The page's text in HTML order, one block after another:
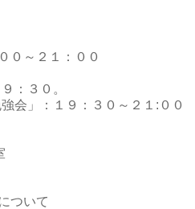
０～２１：００
：３０。
会」：１９：３０～２１:００
ついて